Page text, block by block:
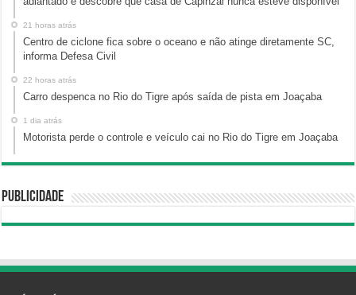
21 horas atrás
Centro de ciclone fica sobre o oceano e não atinge diretamente SC,
informa Defesa Civil
22 horas atrás
Carro despenca no Rio do Tigre após saída de pista em Joaçaba
1 dia atrás
Motorista perde o controle e veículo cai no Rio do Tigre em Joaçaba
Publicidade